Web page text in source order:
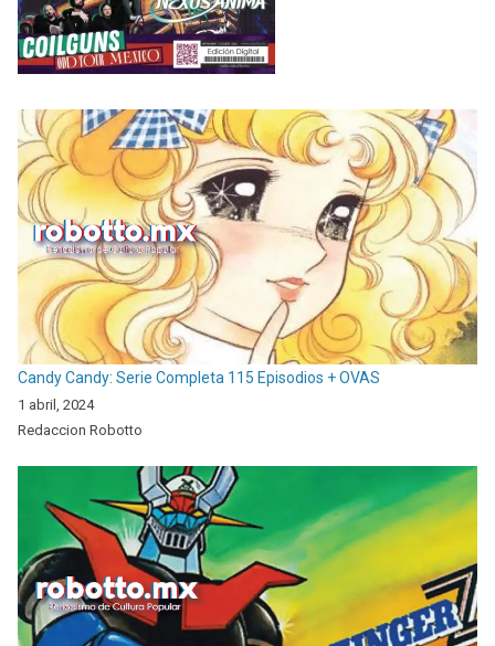
Candy Candy: Serie Completa 115 Episodios + OVAS
1 abril, 2024
Redaccion Robotto